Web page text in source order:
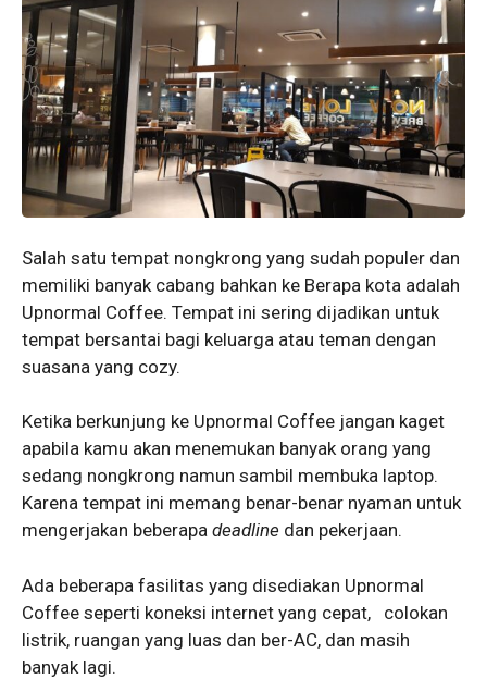
Salah satu tempat nongkrong yang sudah populer dan
memiliki banyak cabang bahkan ke Berapa kota adalah
Upnormal Coffee. Tempat ini sering dijadikan untuk
tempat bersantai bagi keluarga atau teman dengan
suasana yang cozy.
Ketika berkunjung ke Upnormal Coffee jangan kaget
apabila kamu akan menemukan banyak orang yang
sedang nongkrong namun sambil membuka laptop.
Karena tempat ini memang benar-benar nyaman untuk
mengerjakan beberapa deadline dan pekerjaan.
Ada beberapa fasilitas yang disediakan Upnormal
Coffee seperti koneksi internet yang cepat, colokan
listrik, ruangan yang luas dan ber-AC, dan masih
banyak lagi.